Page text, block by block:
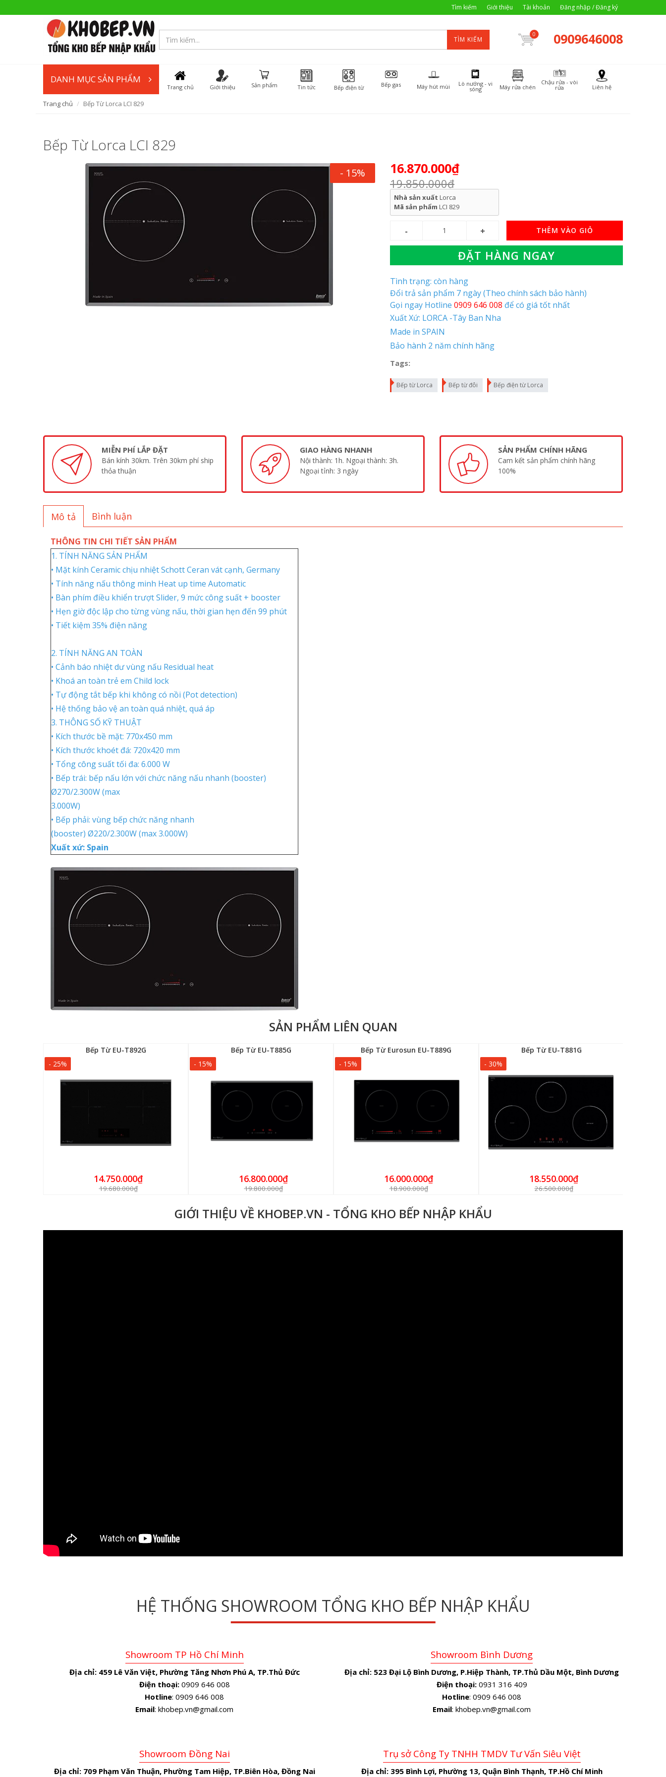
Tìm kiếm Giới thiệu Tài khoản Đăng nhập / Đăng ký
TÌM KIẾM
0 0909646008
DANH MỤC SẢN PHẨM
Trang chủ Giới thiệu Sản phẩm Tin tức Bếp điện từ Bếp gas Máy hút mùi Lò nướng - vi
sóng Máy rửa chén
Chậu rửa - vòi
rửa Liên hệ
Trang chủ Bếp Từ Lorca LCI 829
Bếp Từ Lorca LCI 829
- 15% 16.870.000₫
19.850.000₫
Nhà sản xuất Lorca
Mã sản phẩm LCI 829
THÊM VÀO GIỎ
ĐẶT HÀNG NGAY
Tình trạng: còn hàng
Đổi trả sản phẩm 7 ngày (Theo chính sách bảo hành)
Gọi ngay Hotline 0909 646 008 để có giá tốt nhất
Xuất Xứ: LORCA -Tây Ban Nha
Made in SPAIN
Bảo hành 2 năm chính hãng
Tags:
Bếp từ Lorca Bếp từ đôi Bếp điện từ Lorca
MIỄN PHÍ LẮP ĐẶT
Bán kính 30km. Trên 30km phí ship
thỏa thuận
GIAO HÀNG NHANH
Nội thành: 1h. Ngoại thành: 3h.
Ngoại tỉnh: 3 ngày
SẢN PHẨM CHÍNH HÃNG
Cam kết sản phẩm chính hãng
100%
Mô tả Bình luận
THÔNG TIN CHI TIẾT SẢN PHẨM
1. TÍNH NĂNG SẢN PHẨM
• Mặt kính Ceramic chịu nhiệt Schott Ceran vát cạnh, Germany
• Tính năng nấu thông minh Heat up time Automatic
• Bàn phím điều khiển trượt Slider, 9 mức công suất + booster
• Hẹn giờ độc lập cho từng vùng nấu, thời gian hẹn đến 99 phút
• Tiết kiệm 35% điện năng
2. TÍNH NĂNG AN TOÀN
• Cảnh báo nhiệt dư vùng nấu Residual heat
• Khoá an toàn trẻ em Child lock
• Tự động tắt bếp khi không có nồi (Pot detection)
• Hệ thống bảo vệ an toàn quá nhiệt, quá áp
3. THÔNG SỐ KỸ THUẬT
• Kích thước bề mặt: 770x450 mm
• Kích thước khoét đá: 720x420 mm
• Tổng công suất tối đa: 6.000 W
• Bếp trái: bếp nấu lớn với chức năng nấu nhanh (booster)
Ø270/2.300W (max
3.000W)
• Bếp phải: vùng bếp chức năng nhanh
(booster) Ø220/2.300W (max 3.000W)
Xuất xứ: Spain
SẢN PHẨM LIÊN QUAN
Bếp Từ EU-T892G
- 25%
14.750.000₫
19.680.000₫
Bếp Từ EU-T885G
- 15%
16.800.000₫
19.800.000₫
Bếp Từ Eurosun EU-T889G
- 15%
16.000.000₫
18.900.000₫
Bếp Từ EU-T881G
- 30%
18.550.000₫
26.500.000₫
GIỚI THIỆU VỀ KHOBEP.VN - TỔNG KHO BẾP NHẬP KHẨU
HỆ THỐNG SHOWROOM TỔNG KHO BẾP NHẬP KHẨU
Showroom TP Hồ Chí Minh
Địa chỉ: 459 Lê Văn Việt, Phường Tăng Nhơn Phú A, TP.Thủ Đức
Điện thoại:0909 646 008
Hotline: 0909 646 008
Email: khobep.vn@gmail.com
Showroom Bình Dương
Địa chỉ: 523 Đại Lộ Bình Dương, P.Hiệp Thành, TP.Thủ Dầu Một, Bình Dương
Điện thoại:0931 316 409
Hotline: 0909 646 008
Email: khobep.vn@gmail.com
Showroom Đồng Nai
Địa chỉ: 709 Phạm Văn Thuận, Phường Tam Hiệp, TP.Biên Hòa, Đồng Nai
Trụ sở Công Ty TNHH TMDV Tư Vấn Siêu Việt
Địa chỉ: 395 Bình Lợi, Phường 13, Quận Bình Thạnh, TP.Hồ Chí Minh